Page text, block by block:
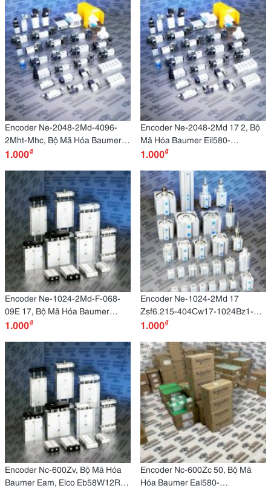
5000 Trục Rỗng 15Mm
1000
Encoder Ne-2048-2Md-4096-
2Mht-Mhc, Bộ Mã Hóa Baumer
Eil580-Sc10.5Bn.02048.A, Elco
15Mm
1.000₫
Encoder Ne-2048-2Md 17 2, Bộ
Mã Hóa Baumer Eil580-
Bt14.5Fn.0124.A, Elco
Rỗng 14Mm1024 Xung
1.000₫
Encoder Ne-1024-2Md-F-068-
09E 17, Bộ Mã Hóa Baumer
Eam580R-Sc0.7Nc8.14180.A,
14Mm
1.000₫
Encoder Ne-1024-2Md 17
Zsf6.215-404Cw17-1024Bz1-
05L, Bộ Mã Hóa Baumer
Eb58W12R-L6Pr-1024 Xung
1024
1.000₫
Encoder Nc-600Zv, Bộ Mã Hóa
Baumer Eam, Elco Eb58W12R-
Encoder Nc-600Zc 50, Bộ Mã
Hóa Baumer Eal580-